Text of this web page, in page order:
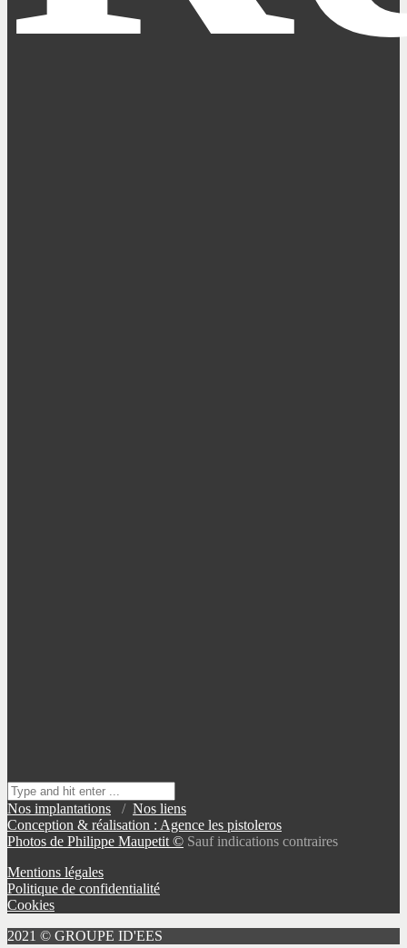
Nos implantations / Nos liens
Conception & réalisation : Agence les pistoleros
Photos de Philippe Maupetit © Sauf indications contraires
Mentions légales
Politique de confidentialité
Cookies
2021 © GROUPE ID'EES